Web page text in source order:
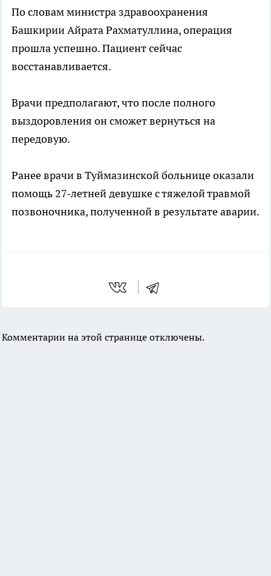
По словам министра здравоохранения
Башкирии Айрата Рахматуллина, операция
прошла успешно. Пациент сейчас
восстанавливается.
Врачи предполагают, что после полного
выздоровления он сможет вернуться на
передовую.
Ранее врачи в Туймазинской больнице оказали
помощь 27-летней девушке с тяжелой травмой
позвоночника, полученной в результате аварии.
Комментарии на этой странице отключены.